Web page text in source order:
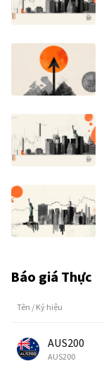
Báo giá Thực
Tên / Ký hiệu
AUS200
AUS200